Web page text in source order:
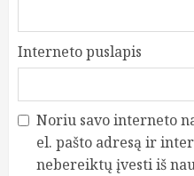
Interneto puslapis
Noriu savo interneto
el. pašto adresą ir
nebereiktų įvesti iš